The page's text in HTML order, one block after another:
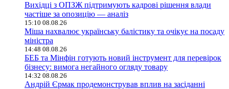
Вихідці з ОПЗЖ підтримують кадрові рішення влади
частіше за опозицію — аналіз
15:10 08.08.26
Міша нахвалює українську балістику та очікує на посаду
міністра
14:48 08.08.26
БЕБ та Мінфін готують новий інструмент для перевірок
бізнесу: вимога негайного огляду товару
14:32 08.08.26
Андрій Єрмак продемонстрував вплив на засіданні